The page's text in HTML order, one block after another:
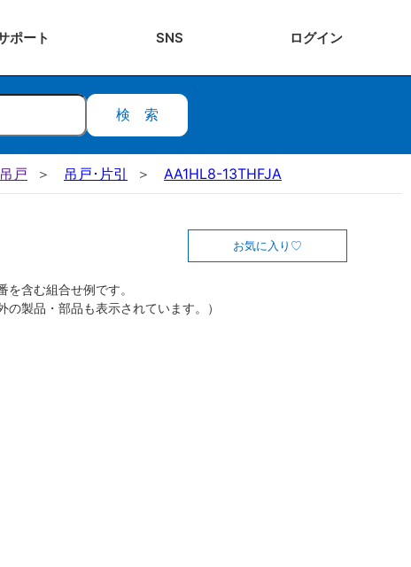
ポート SNS ログイン
検索
戸 吊戸･片引 AA1HL8-13THFJA
お気に入り
を含む組合せ例です。
の製品・部品も表示されています。）